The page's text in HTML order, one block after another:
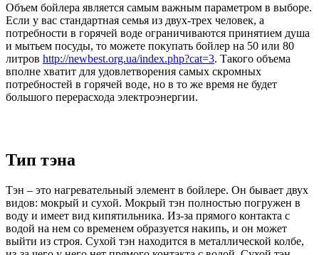
Объем бойлера является самым важным параметром в выборе.
Если у вас стандартная семья из двух-трех человек, а
потребности в горячей воде ограничиваются принятием душа
и мытьем посуды, то можете покупать бойлер на 50 или 80
литров http://newbest.org.ua/index.php?cat=3. Такого объема
вполне хватит для удовлетворения самых скромных
потребностей в горячей воде, но в то же время не будет
большого перерасхода электроэнергии.
Тип тэна
Тэн – это нагревательный элемент в бойлере. Он бывает двух
видов: мокрый и сухой. Мокрый тэн полностью погружен в
воду и имеет вид кипятильника. Из-за прямого контакта с
водой на нем со временем образуется накипь, и он может
выйти из строя. Сухой тэн находится в металлической колбе,